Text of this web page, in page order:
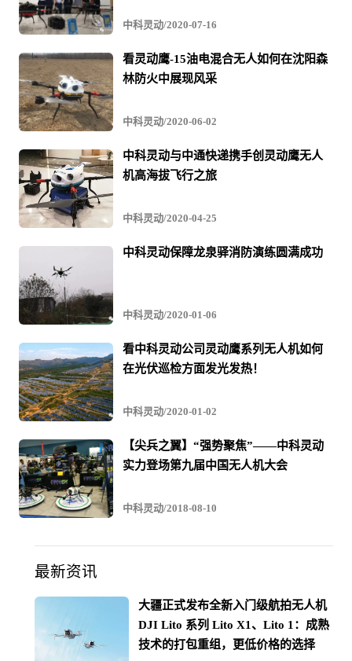
不断取得新的成就。只有不断战胜自己、超越自己，才能
进步发展，我们眼中的对手只有一个，就是自己，我们战
胜了自己，就战胜了一切。未来，中科灵动仍将一如既往
的开展油电混合无人机的研发，深耕油电混合无人机领
域，让中科灵动成为世界一流的油电混合无人机供应商！
中科灵动/2020-07-16
看灵动鹰-15油电混合无人如何在沈阳森
林防火中展现风采
中科灵动/2020-06-02
中科灵动与中通快递携手创灵动鹰无人
机高海拔飞行之旅
中科灵动/2020-04-25
中科灵动保障龙泉驿消防演练圆满成功
中科灵动/2020-01-06
看中科灵动公司灵动鹰系列无人机如何
在光伏巡检方面发光发热！
中科灵动/2020-01-02
【尖兵之翼】“强势聚焦”——中科灵动
实力登场第九届中国无人机大会
中科灵动/2018-08-10
最新资讯
大疆正式发布全新入门级航拍无人机
DJI Lito 系列 Lito X1、Lito 1：成熟
技术的打包重组，更低价格的选择